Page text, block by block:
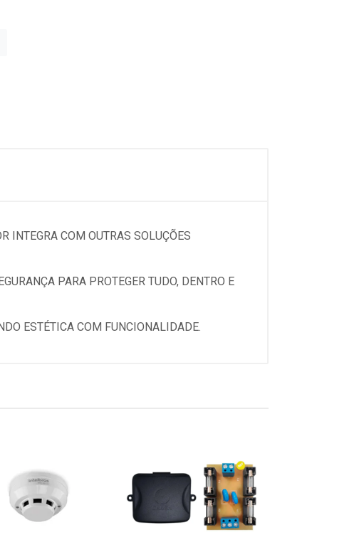
INTEGRA COM OUTRAS SOLUÇÕES
PARA PROTEGER TUDO, DENTRO E
ESTÉTICA COM FUNCIONALIDADE.